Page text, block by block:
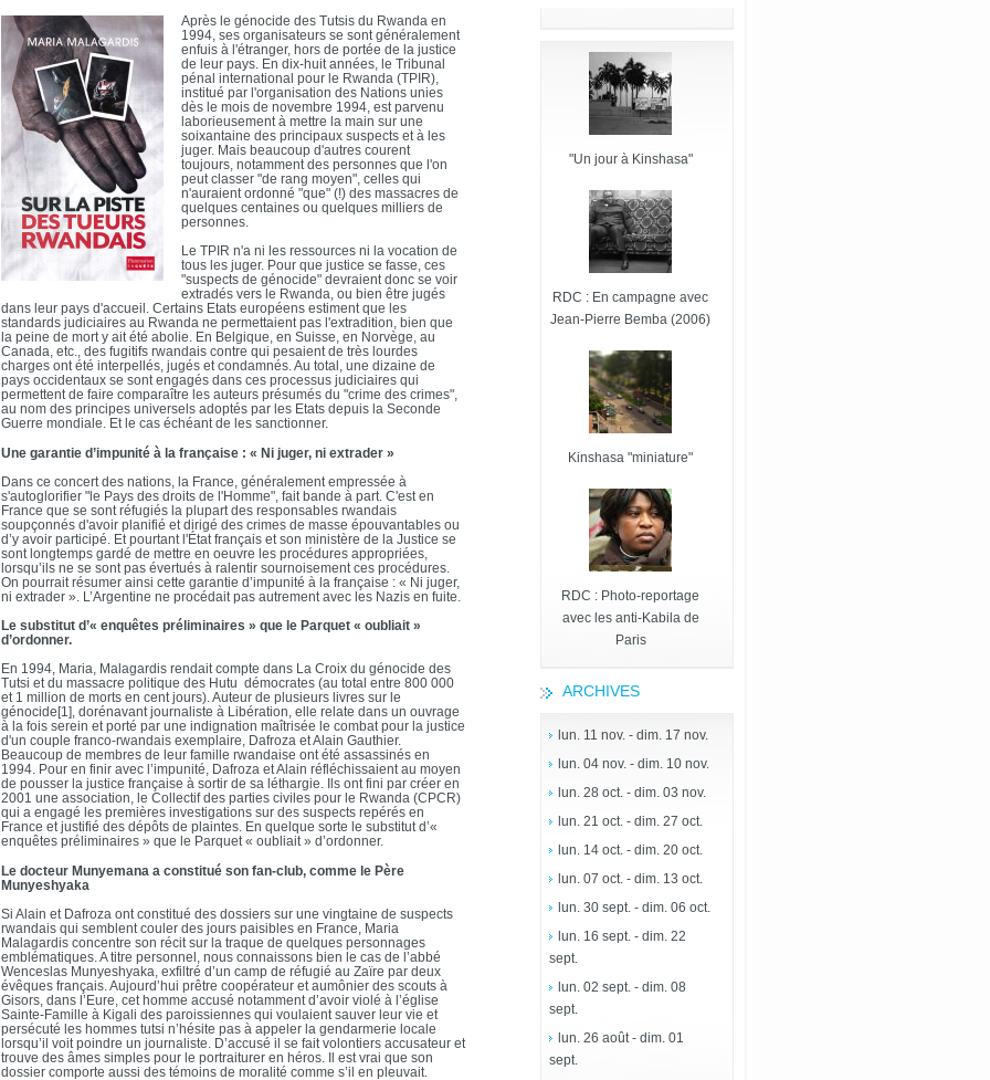
"Un jour à Kinshasa"
RDC : En campagne avec
Jean-Pierre Bemba (2006)
Kinshasa "miniature"
RDC : Photo-reportage
avec les anti-Kabila de
Paris
ARCHIVES
lun. 11 nov. - dim. 17 nov.
lun. 04 nov. - dim. 10 nov.
lun. 28 oct. - dim. 03 nov.
lun. 21 oct. - dim. 27 oct.
lun. 14 oct. - dim. 20 oct.
lun. 07 oct. - dim. 13 oct.
lun. 30 sept. - dim. 06 oct.
lun. 16 sept. - dim. 22
sept.
lun. 02 sept. - dim. 08
sept.
lun. 26 août - dim. 01
sept.
Après le génocide des Tutsis du Rwanda en
1994, ses organisateurs se sont généralement
enfuis à l'étranger, hors de portée de la justice
de leur pays. En dix-huit années, le Tribunal
pénal international pour le Rwanda (TPIR),
institué par l'organisation des Nations unies
dès le mois de novembre 1994, est parvenu
laborieusement à mettre la main sur une
soixantaine des principaux suspects et à les
juger. Mais beaucoup d'autres courent
toujours, notamment des personnes que l'on
peut classer "de rang moyen", celles qui
n'auraient ordonné "que" (!) des massacres de
quelques centaines ou quelques milliers de
personnes.
Le TPIR n'a ni les ressources ni la vocation de
tous les juger. Pour que justice se fasse, ces
"suspects de génocide" devraient donc se voir
extradés vers le Rwanda, ou bien être jugés
dans leur pays d'accueil. Certains Etats européens estiment que les
standards judiciaires au Rwanda ne permettaient pas l'extradition, bien que
la peine de mort y ait été abolie. En Belgique, en Suisse, en Norvège, au
Canada, etc., des fugitifs rwandais contre qui pesaient de très lourdes
charges ont été interpellés, jugés et condamnés. Au total, une dizaine de
pays occidentaux se sont engagés dans ces processus judiciaires qui
permettent de faire comparaître les auteurs présumés du "crime des crimes",
au nom des principes universels adoptés par les Etats depuis la Seconde
Guerre mondiale. Et le cas échéant de les sanctionner.
Une garantie d’impunité à la française : « Ni juger, ni extrader »
Dans ce concert des nations, la France, généralement empressée à
s'autoglorifier "le Pays des droits de l'Homme", fait bande à part. C'est en
France que se sont réfugiés la plupart des responsables rwandais
soupçonnés d'avoir planifié et dirigé des crimes de masse épouvantables ou
d’y avoir participé. Et pourtant l'État français et son ministère de la Justice se
sont longtemps gardé de mettre en oeuvre les procédures appropriées,
lorsqu’ils ne se sont pas évertués à ralentir sournoisement ces procédures.
On pourrait résumer ainsi cette garantie d’impunité à la française : « Ni juger,
ni extrader ». L’Argentine ne procédait pas autrement avec les Nazis en fuite.
Le substitut d’« enquêtes préliminaires » que le Parquet « oubliait »
d’ordonner.
En 1994, Maria, Malagardis rendait compte dans La Croix du génocide des
Tutsi et du massacre politique des Hutu démocrates (au total entre 800 000
et 1 million de morts en cent jours). Auteur de plusieurs livres sur le
génocide[1], dorénavant journaliste à Libération, elle relate dans un ouvrage
à la fois serein et porté par une indignation maîtrisée le combat pour la justice
d'un couple franco-rwandais exemplaire, Dafroza et Alain Gauthier.
Beaucoup de membres de leur famille rwandaise ont été assassinés en
1994. Pour en finir avec l’impunité, Dafroza et Alain réfléchissaient au moyen
de pousser la justice française à sortir de sa léthargie. Ils ont fini par créer en
2001 une association, le Collectif des parties civiles pour le Rwanda (CPCR)
qui a engagé les premières investigations sur des suspects repérés en
France et justifié des dépôts de plaintes. En quelque sorte le substitut d’«
enquêtes préliminaires » que le Parquet « oubliait » d’ordonner.
Le docteur Munyemana a constitué son fan-club, comme le Père
Munyeshyaka
Si Alain et Dafroza ont constitué des dossiers sur une vingtaine de suspects
rwandais qui semblent couler des jours paisibles en France, Maria
Malagardis concentre son récit sur la traque de quelques personnages
emblématiques. A titre personnel, nous connaissons bien le cas de l’abbé
Wenceslas Munyeshyaka, exfiltré d’un camp de réfugié au Zaïre par deux
évêques français. Aujourd’hui prêtre coopérateur et aumônier des scouts à
Gisors, dans l’Eure, cet homme accusé notamment d’avoir violé à l’église
Sainte-Famille à Kigali des paroissiennes qui voulaient sauver leur vie et
persécuté les hommes tutsi n’hésite pas à appeler la gendarmerie locale
lorsqu’il voit poindre un journaliste. D’accusé il se fait volontiers accusateur et
trouve des âmes simples pour le portraiturer en héros. Il est vrai que son
dossier comporte aussi des témoins de moralité comme s’il en pleuvait.